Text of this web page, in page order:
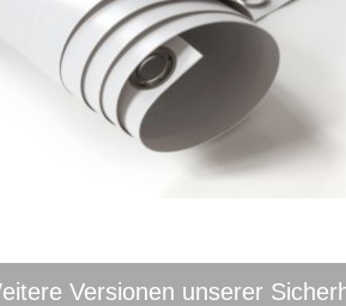
Versionen unserer